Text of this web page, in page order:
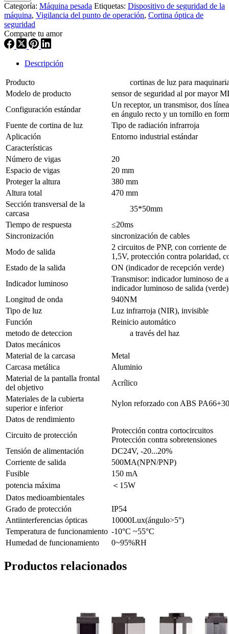
Categoría: Máquina pesada Etiquetas: Dispositivo de seguridad de la
máquina, Vigilancia del punto de operación, Cortina óptica de
seguridad
Comparte tu amor
Descripción
Producto
cortinas de luz para maquinaria
Modelo de producto
sensor de seguridad al por mayor
Configuración estándar
Un receptor, un transmisor, dos
en ángulo recto y un tornillo en
Fuente de cortina de luz
Tipo de radiación infrarroja
Aplicación
Entorno industrial estándar
Características
Número de vigas
20
Espacio de vigas
20 mm
Proteger la altura
380 mm
Altura total
470 mm
Sección transversal de la
carcasa
35*50mm
Tiempo de respuesta
≤20ms
Sincronización
sincronización de cables
Modo de salida
2 circuitos de PNP, con corriente
1,5V, protección contra polaridad,
Estado de la salida
ON (indicador de recepción verde)
Indicador luminoso
Transmisor: indicador luminoso de
indicador luminoso de salida
Longitud de onda
940NM
Tipo de luz
Luz infrarroja (NIR), invisible
Función
Reinicio automático
metodo de deteccion
a través del haz
Datos mecánicos
Material de la carcasa
Metal
Carcasa metálica
Aluminio
Material de la pantalla frontal
del objetivo
Acrílico
Materiales de la cubierta
superior e inferior
Nylon reforzado con ABS
Datos de rendimiento
Circuito de protección
Protección contra cortocircuitos
Protección contra sobretensiones
Tensión de alimentación
DC24V, -20...20%
Corriente de salida
500MA(NPN/PNP)
Fusible
150 mA
potencia máxima
＜15W
Datos medioambientales
Grado de protección
IP54
Antiinterferencias ópticas
10000Lux(ángulo>5°)
Temperatura de funcionamiento -10°C ~55°C
Humedad de funcionamiento
0~95%RH
Productos relacionados